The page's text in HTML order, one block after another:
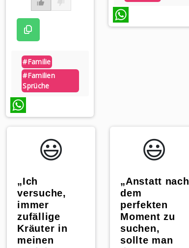
#familie
#familien
Sprüche
😃️
„Ich
versuche,
immer
zufällige
Kräuter in
meinen
😃️
„Anstatt nach
dem
perfekten
Moment zu
suchen,
sollte man